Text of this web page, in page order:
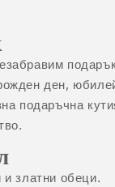
ден,
подаръчна
излатни обеци.